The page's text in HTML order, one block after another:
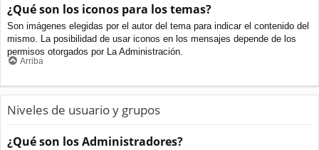
¿Qué son los iconos para los temas?
Son imágenes elegidas por el autor del tema para indicar el contenido del
mismo. La posibilidad de usar iconos en los mensajes depende de los
permisos otorgados por La Administración.
Arriba
Niveles de usuario y grupos
¿Qué son los Administradores?